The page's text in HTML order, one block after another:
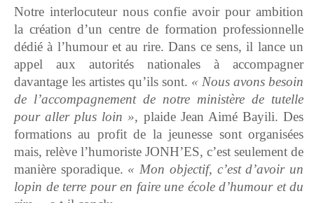
Notre interlocuteur nous confie avoir pour ambition
la création d’un centre de formation professionnelle
dédié à l’humour et au rire. Dans ce sens, il lance un
appel aux autorités nationales à accompagner
davantage les artistes qu’ils sont. « Nous avons besoin
de l’accompagnement de notre ministère de tutelle
pour aller plus loin », plaide Jean Aimé Bayili. Des
formations au profit de la jeunesse sont organisées
mais, relève l’humoriste JONH’ES, c’est seulement de
manière sporadique. « Mon objectif, c’est d’avoir un
lopin de terre pour en faire une école d’humour et du